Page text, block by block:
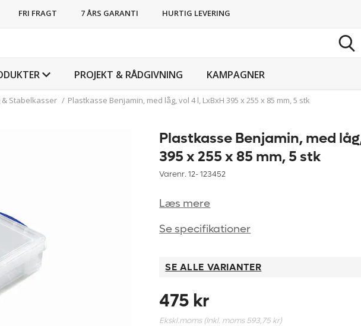
FRI FRAGT 7 ÅRS GARANTI HURTIG LEVERING
PROJEKT & RÅDGIVNING KAMPAGNER
Stabelkasser / Plastkasse Benjamin, med låg, vol 4 l, LxBxH 395 x 255 x 85 mm, 5 stk
Plastkasse Benjamin, med
395 x 255 x 85 mm, 5 stk
Varenr. 12-123452
Læs mere
Se specifikationer
SE ALLE VARIANTER
475 kr
Ekskl.moms (Inkl. moms593,75 kr)